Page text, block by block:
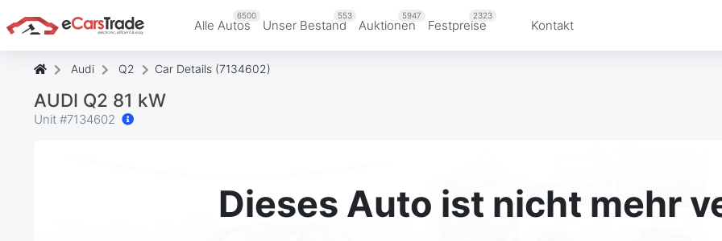
Alle Autos
6500
Unser Bestand
553
Auktionen
5947
Festpreise
2323
Kontakt
Audi Q2 Car Details (7134602)
AUDI Q2 81 kW
Unit #7134602
Dieses Auto ist nicht mehr